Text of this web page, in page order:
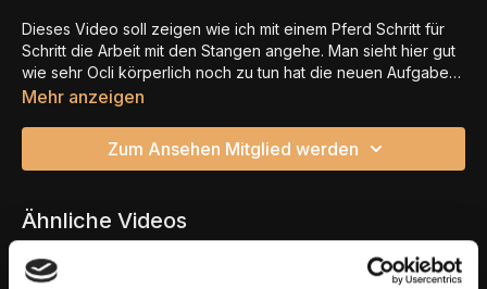
Dieses Video soll zeigen wie ich mit einem Pferd Schritt für
Schritt die Arbeit mit den Stangen angehe. Man sieht hier gut
wie sehr Ocli körperlich noch zu tun hat die neuen Aufgaben
zu lösen. Am Ende ist das Ziel, dass er auch im Galopp es
über die Ansätze und die Versuche für er hier schon zeigen
Mehr anzeigen
Zum Ansehen Mitglied werden
Ähnliche Videos